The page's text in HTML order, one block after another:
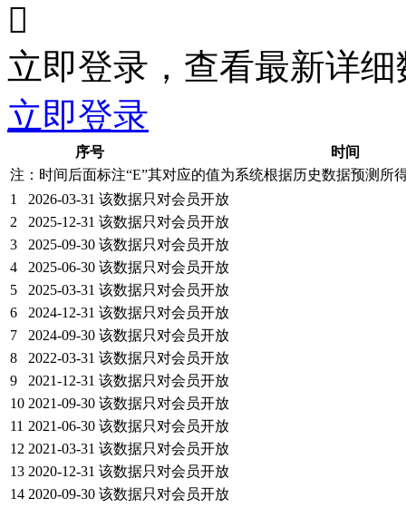

立即登录，查看最新详细
立即登录
序号
时间
注：时间后面标注“E”其对应的值为系统根据历史数据预测所
1
2026-03-31 该数据只对会员开放
2
2025-12-31 该数据只对会员开放
3
2025-09-30 该数据只对会员开放
4
2025-06-30 该数据只对会员开放
5
2025-03-31 该数据只对会员开放
6
2024-12-31 该数据只对会员开放
7
2024-09-30 该数据只对会员开放
8
2022-03-31 该数据只对会员开放
9
2021-12-31 该数据只对会员开放
10 2021-09-30 该数据只对会员开放
11 2021-06-30 该数据只对会员开放
12 2021-03-31 该数据只对会员开放
13 2020-12-31 该数据只对会员开放
14 2020-09-30 该数据只对会员开放